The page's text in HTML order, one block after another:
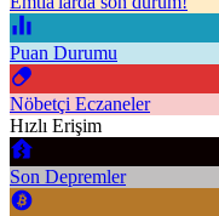
Puan Durumu
Nöbetçi Eczaneler
Hızlı Erişim
Son Depremler